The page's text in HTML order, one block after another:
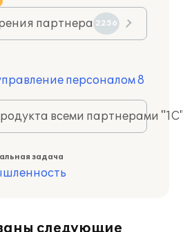
партнера 2256
персоналом 8
всеми партнерами
задача
следующие